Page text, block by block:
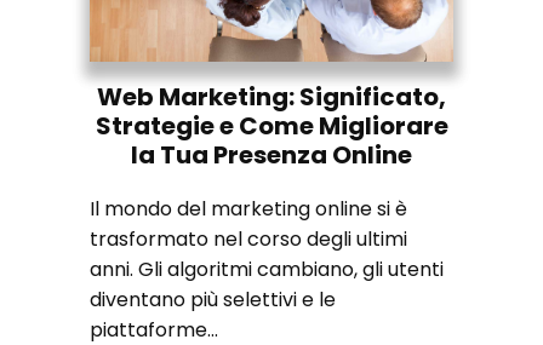
Web Marketing: Significato,
Strategie e Come Migliorare
la Tua Presenza Online
Il mondo del marketing online si è
trasformato nel corso degli ultimi
anni. Gli algoritmi cambiano, gli utenti
diventano più selettivi e le
piattaforme...